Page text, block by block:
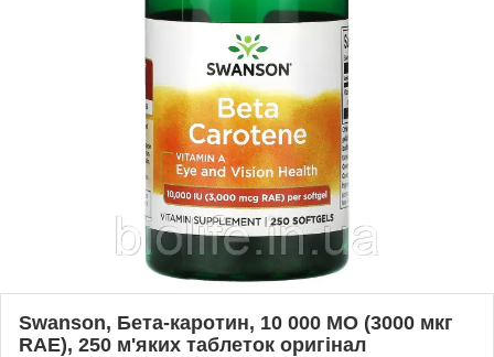
Swanson, Бета-каротин, 10 000 МО (3000 мкг
RAE), 250 м'яких таблеток оригінал